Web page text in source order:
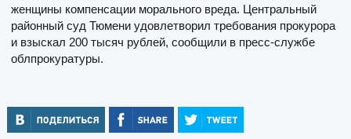
женщины компенсации морального вреда. Центральный
районный суд Тюмени удовлетворил требования прокурора
и взыскал 200 тысяч рублей, сообщили в пресс-службе
облпрокуратуры.